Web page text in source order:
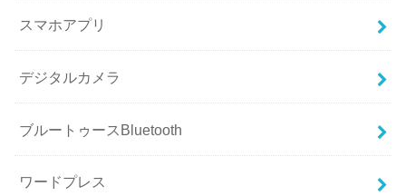
スマホアプリ
デジタルカメラ
ブルートゥースBluetooth
ワードプレス